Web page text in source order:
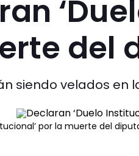
del
siendo velados en
por la muerte del